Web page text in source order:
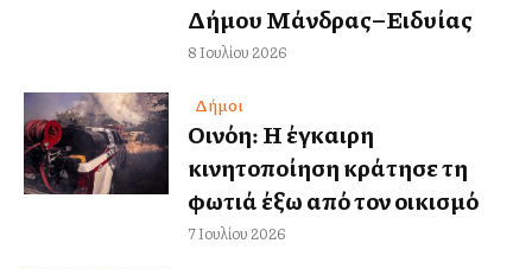
Δήμου Μάνδρας–Ειδυλλίας
8 Ιουλίου 2026
Δήμοι
Οινόη: Η έγκαιρη
κινητοποίηση κράτησε τη
φωτιά έξω από τον οικισμό
7 Ιουλίου 2026